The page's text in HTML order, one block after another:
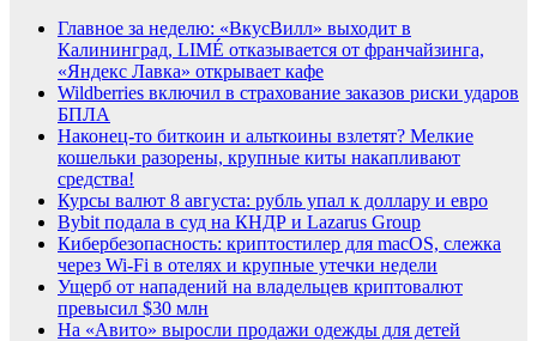
Главное за неделю: «ВкусВилл» выходит в
Калининград, LIMÉ отказывается от франчайзинга,
«Яндекс Лавка» открывает кафе
Wildberries включил в страхование заказов риски ударов
БПЛА
Наконец-то биткоин и альткоины взлетят? Мелкие
кошельки разорены, крупные киты накапливают
средства!
Курсы валют 8 августа: рубль упал к доллару и евро
Bybit подала в суд на КНДР и Lazarus Group
Кибербезопасность: криптостилер для macOS, слежка
через Wi-Fi в отелях и крупные утечки недели
Ущерб от нападений на владельцев криптовалют
превысил $30 млн
На «Авито» выросли продажи одежды для детей